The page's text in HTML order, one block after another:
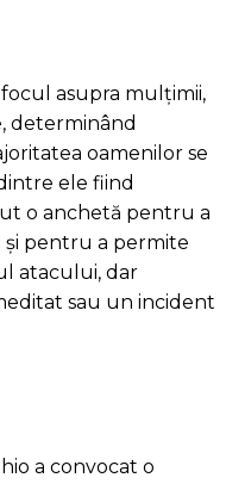
asupra mulțimii,
determinând
oamenilor se
ele fiind
o anchetă pentru a
și pentru a permite
atacului, dar
sau un incident
a convocat o